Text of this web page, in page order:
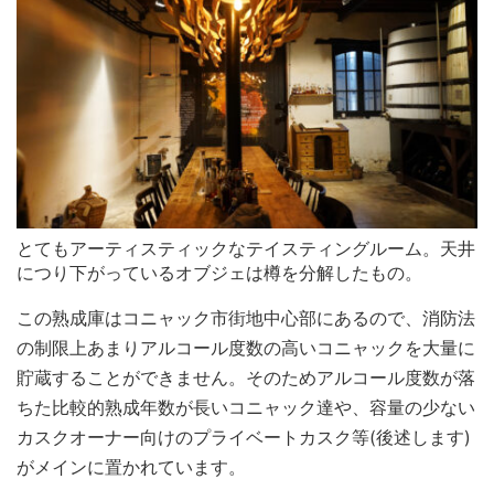
とてもアーティスティックなテイスティングルーム。天井
につり下がっているオブジェは樽を分解したもの。
この熟成庫はコニャック市街地中心部にあるので、消防法
の制限上あまりアルコール度数の高いコニャックを大量に
貯蔵することができません。そのためアルコール度数が落
ちた比較的熟成年数が長いコニャック達や、容量の少ない
カスクオーナー向けのプライベートカスク等(後述します)
がメインに置かれています。